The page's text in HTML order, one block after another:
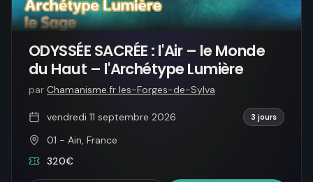
ODYSSÉE SACRÉE : l'Air – le Monde
du Haut – l'Archétype Lumière
par Chamanisme.fr les-Forges-de-Sylva
vendredi 11 septembre 2026 3 jours
01 - Ain, France
320€